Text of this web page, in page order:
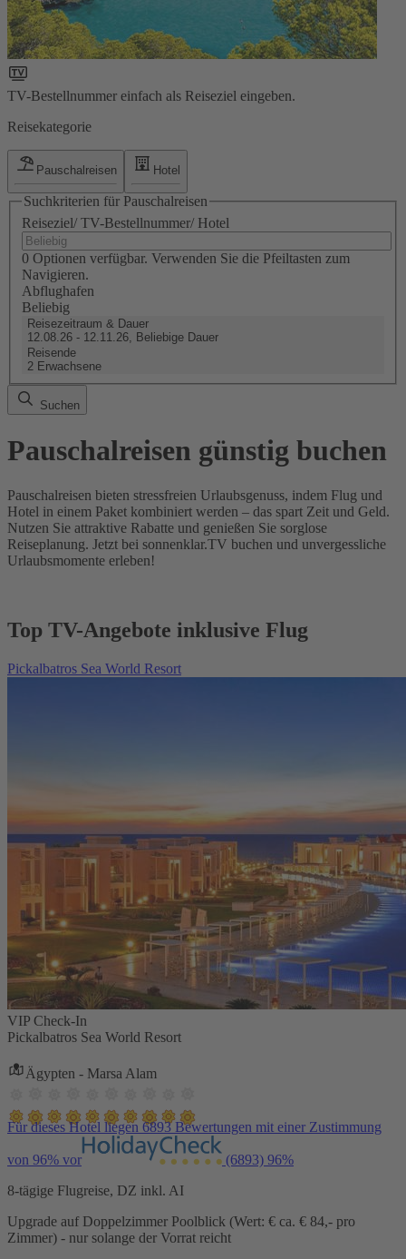
TV-Bestellnummer einfach als Reiseziel eingeben.
Reisekategorie
Pauschalreisen Hotel
Suchkriterien für Pauschalreisen
Reiseziel/ TV-Bestellnummer/ Hotel
0 Optionen verfügbar. Verwenden Sie die Pfeiltasten zum
Navigieren.
Abflughafen
Beliebig
Reisezeitraum & Dauer
12.08.26 - 12.11.26, Beliebige Dauer
Reisende
2 Erwachsene
Suchen
Pauschalreisen günstig buchen
Pauschalreisen bieten stressfreien Urlaubsgenuss, indem Flug und
Hotel in einem Paket kombiniert werden – das spart Zeit und Geld.
Nutzen Sie attraktive Rabatte und genießen Sie sorglose
Reiseplanung. Jetzt bei sonnenklar.TV buchen und unvergessliche
Urlaubsmomente erleben!
Top TV-Angebote inklusive Flug
Pickalbatros Sea World Resort
VIP Check-In
Pickalbatros Sea World Resort
Ägypten - Marsa Alam
Für dieses Hotel liegen 6893 Bewertungen mit einer Zustimmung
von 96% vor (6893) 96%
8-tägige Flugreise, DZ inkl. AI
Upgrade auf Doppelzimmer Poolblick (Wert: € ca. € 84,- pro
Zimmer) - nur solange der Vorrat reicht